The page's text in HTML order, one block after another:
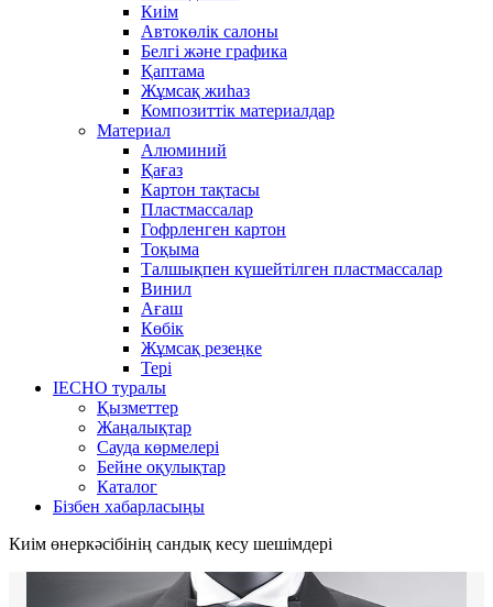
Киім
Автокөлік салоны
Белгі және графика
Қаптама
Жұмсақ жиһаз
Композиттік материалдар
Материал
Алюминий
Қағаз
Картон тақтасы
Пластмассалар
Гофрленген картон
Тоқыма
Талшықпен күшейтілген пластмассалар
Винил
Ағаш
Көбік
Жұмсақ резеңке
Тері
IECHO туралы
Қызметтер
Жаңалықтар
Сауда көрмелері
Бейне оқулықтар
Каталог
Бізбен хабарласыңы
Киім өнеркәсібінің сандық кесу шешімдері